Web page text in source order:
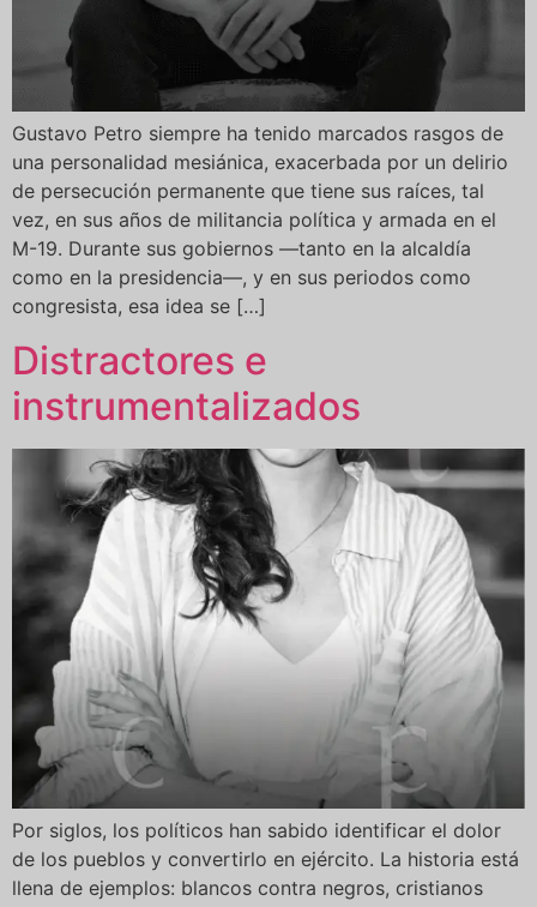
Gustavo Petro siempre ha tenido marcados rasgos de
una personalidad mesiánica, exacerbada por un delirio
de persecución permanente que tiene sus raíces, tal
vez, en sus años de militancia política y armada en el
M-19. Durante sus gobiernos —tanto en la alcaldía
como en la presidencia—, y en sus periodos como
congresista, esa idea se […]
Distractores e
instrumentalizados
Por siglos, los políticos han sabido identificar el dolor
de los pueblos y convertirlo en ejército. La historia está
llena de ejemplos: blancos contra negros, cristianos